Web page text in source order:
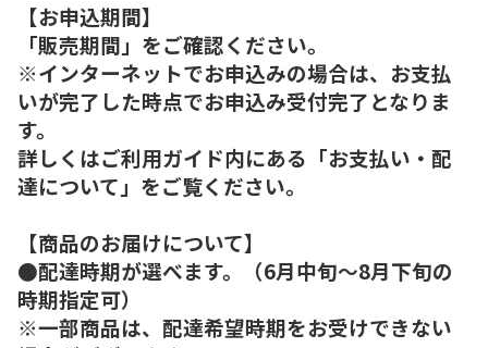
【お申込期間】
「販売期間」をご確認ください。
※インターネットでお申込みの場合は、お支払
いが完了した時点でお申込み受付完了となりま
す。
詳しくはご利用ガイド内にある「お支払い・配
達について」をご覧ください。
【商品のお届けについて】
●配達時期が選べます。（6月中旬～8月下旬の
時期指定可）
※一部商品は、配達希望時期をお受けできない